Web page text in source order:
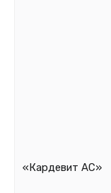
«Кардевит АС»